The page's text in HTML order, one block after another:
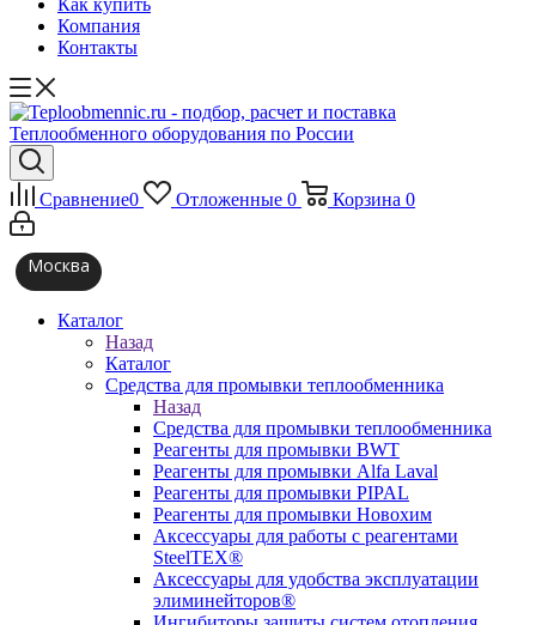
Как купить
Компания
Контакты
Сравнение0 Отложенные 0 Корзина 0
Москва
Каталог
Назад
Каталог
Средства для промывки теплообменника
Назад
Средства для промывки теплообменника
Реагенты для промывки BWT
Реагенты для промывки Alfa Laval
Реагенты для промывки PIPAL
Реагенты для промывки Новохим
Аксессуары для работы с реагентами
SteelTEX®
Аксессуары для удобства эксплуатации
элиминейторов®